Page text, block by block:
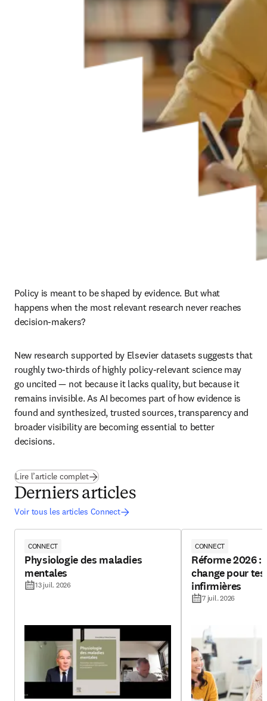
Policy is meant to be shaped by evidence. But what
happens when the most relevant research never reaches
decision-makers?
New research supported by Elsevier datasets suggests that
roughly two-thirds of highly policy-relevant science may
go uncited — not because it lacks quality, but because it
remains invisible. As AI becomes part of how evidence is
found and synthesized, trusted sources, transparency and
broader visibility are becoming essential to better
decisions.
Lire l’article complet(S’ouvre dans une nouvelle fenêtre
Derniers articles
Voir tous les articles Connect
CONNECT
Physiologie des maladies
mentales
13 juil. 2026
CONNECT
Réforme 2026 :
change pour
infirmières
7 juil. 2026